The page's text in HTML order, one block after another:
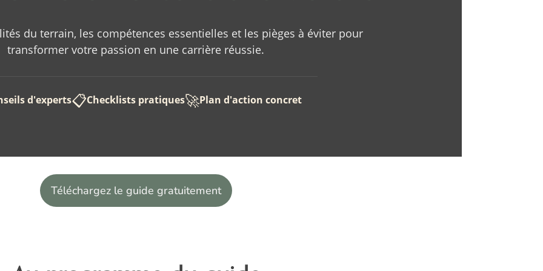
du terrain, les compétences essentielles et les pièges à éviter pour
transformer votre passion en une carrière réussie.
d'experts📋Checklists pratiques🚀Plan d'action concret
Téléchargez le guide gratuitement